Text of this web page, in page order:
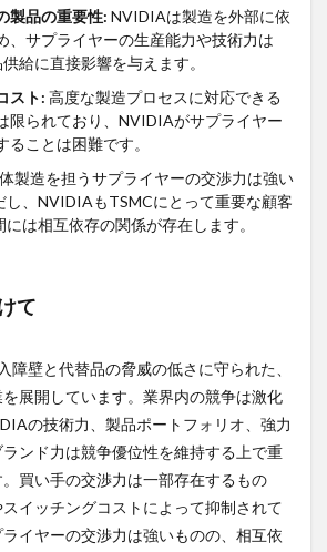
製品の重要性: NVIDIAは製造を外部に依
、サプライヤーの生産能力や技術力は
給に直接影響を与えます。
スト: 高度な製造プロセスに対応できる
限られており、NVIDIAがサプライヤー
ることは困難です。
製造を担うサプライヤーの交渉力は強い
し、NVIDIAもTSMCにとって重要な顧客
は相互依存の関係が存在します。
て
障壁と代替品の脅威の低さに守られた、
展開しています。業界内の競争は激化
の技術力、製品ポートフォリオ、強力
ンド力は競争優位性を維持する上で重
買い手の交渉力は一部存在するもの
イッチングコストによって抑制されて
イヤーの交渉力は強いものの、相互依